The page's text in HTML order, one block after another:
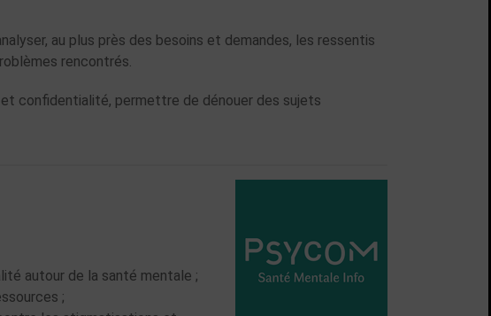
au plus près des besoins et demandes, les ressentis
rencontrés.
confidentialité, permettre de dénouer des sujets
autour de la santé mentale ;
;